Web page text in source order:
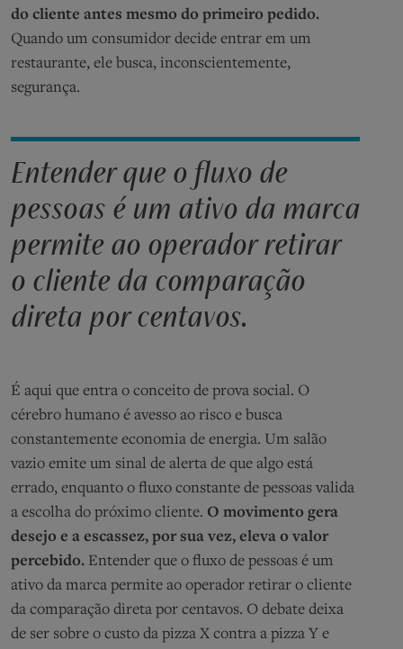
do cliente antes mesmo do primeiro pedido.
Quando um consumidor decide entrar em um
restaurante, ele busca, inconscientemente,
segurança.
Entender que o fluxo de
pessoas é um ativo da marca
permite ao operador retirar
o cliente da comparação
direta por centavos.
É aqui que entra o conceito de prova social. O
cérebro humano é avesso ao risco e busca
constantemente economia de energia. Um salão
vazio emite um sinal de alerta de que algo está
errado, enquanto o fluxo constante de pessoas valida
a escolha do próximo cliente. O movimento gera
desejo e a escassez, por sua vez, eleva o valor
percebido. Entender que o fluxo de pessoas é um
ativo da marca permite ao operador retirar o cliente
da comparação direta por centavos. O debate deixa
de ser sobre o custo da pizza X contra a pizza Y e